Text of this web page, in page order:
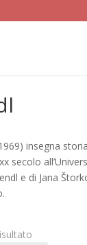
insegna
secolo
e di Jana